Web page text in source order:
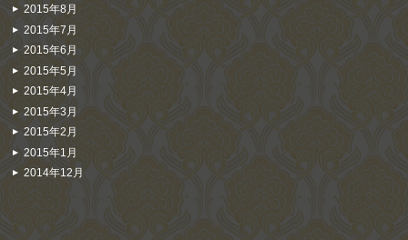
2015年8月
2015年7月
2015年6月
2015年5月
2015年4月
2015年3月
2015年2月
2015年1月
2014年12月